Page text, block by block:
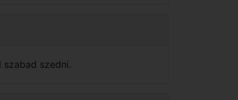
szedni.